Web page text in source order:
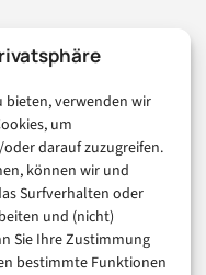
bieten, verwenden wir
um
darauf zuzugreifen.
können wir und
Surfverhalten oder
und (nicht)
Sie Ihre Zustimmung
bestimmte Funktionen